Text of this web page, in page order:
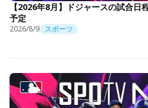
【2026年8月】ドジャースの試合
予定
2026/8/9 スポーツ